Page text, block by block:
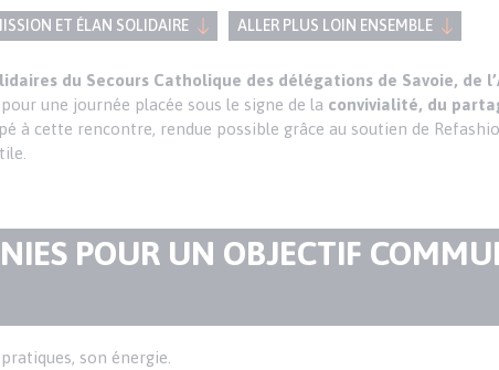
ET ÉLAN SOLIDAIRE ALLER PLUS LOIN ENSEMBLE
du Secours Catholique des délégations de Savoie, de
une journée placée sous le signe de la convivialité, du
à cette rencontre, rendue possible grâce au soutien de
POUR UN OBJECTIF
son énergie.